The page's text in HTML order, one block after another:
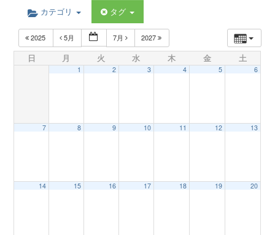
t
i
カテゴリ タグ
2025 5月 7月 2027
日 月 火 水 木 金 土
1 2 3 4 5 6
7 8 9 10 11 12 13
14 15 16 17 18 19 20